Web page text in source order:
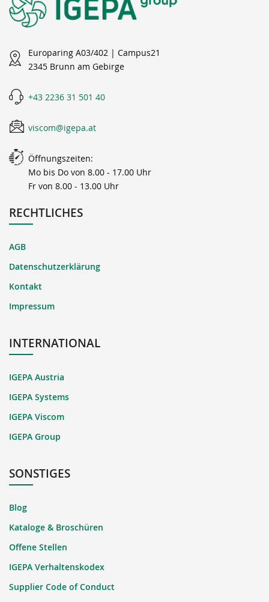
Europaring A03/402 | Campus21
2345 Brunn am Gebirge
+43 2236 31 501 40
viscom@igepa.at
Öffnungszeiten:
Mo bis Do von 8.00 - 17.00 Uhr
Fr von 8.00 - 13.00 Uhr
RECHTLICHES
AGB
Datenschutzerklärung
Kontakt
Impressum
INTERNATIONAL
IGEPA Austria
IGEPA Systems
IGEPA Viscom
IGEPA Group
SONSTIGES
Blog
Kataloge & Broschüren
Offene Stellen
IGEPA Verhaltenskodex
Supplier Code of Conduct